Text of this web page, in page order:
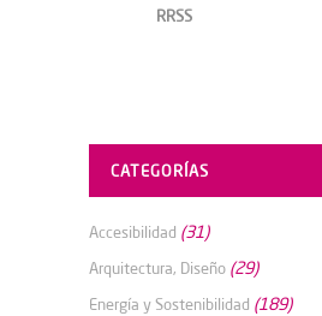
RRSS
CATEGORÍAS
Accesibilidad (31)
Arquitectura, Diseño (29)
Energía y Sostenibilidad (189)